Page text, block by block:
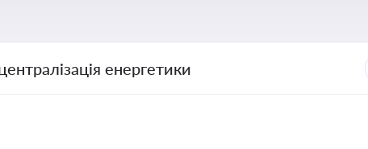
енергетики